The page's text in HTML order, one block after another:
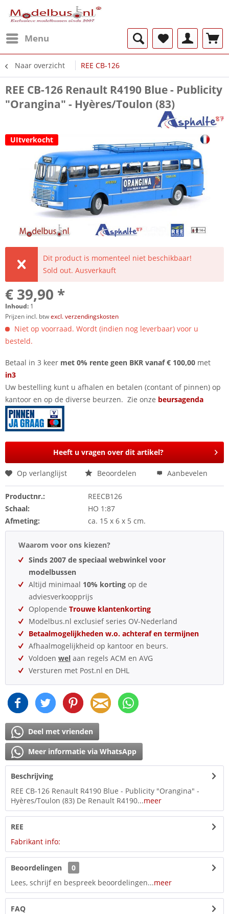
Menu
Naar overzicht REE CB-126
REE CB-126 Renault R4190 Blue - Publicity
"Orangina" - Hyères/Toulon (83)
UItverkocht
Dit product is momenteel niet beschikbaar!
Sold out. Ausverkauft
€ 39,90 *
Inhoud: 1
Prijzen incl. btwexcl. verzendingskosten
Niet op voorraad. Wordt (indien nog leverbaar) voor u
besteld.
Betaal in 3 keer met 0% rente geen BKR vanaf € 100,00 met
in3
Uw bestelling kunt u afhalen en betalen (contant of pinnen) op
kantoor en op de diverse beurzen. Zie onze beursagenda
Heeft u vragen over dit artikel?
Op verlanglijst Beoordelen Aanbevelen
Productnr.:
REECB126
Schaal:
HO 1:87
Afmeting:
ca. 15 x 6 x 5 cm.
Waarom voor ons kiezen?
Sinds 2007 de speciaal webwinkel voor
modelbussen
Altijd minimaal 10% korting op de
adviesverkoopprijs
Oplopende Trouwe klantenkorting
Modelbus.nl exclusief series OV-Nederland
Betaalmogelijkheden w.o. achteraf en termijnen
Afhaalmogelijkheid op kantoor en beurs.
Voldoen wel aan regels ACM en AVG
Versturen met Post.nl en DHL
Deel met vrienden
Meer informatie via WhatsApp
Beschrijving
REE CB-126 Renault R4190 Blue - Publicity "Orangina" -
Hyères/Toulon (83) De Renault R4190...meer
REE
Fabrikant info:
Beoordelingen
0
Lees, schrijf en bespreek beoordelingen...meer
FAQ